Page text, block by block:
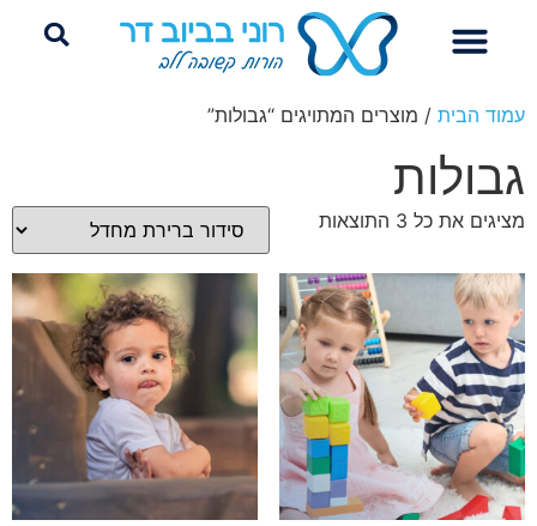
עמוד הבית / מוצרים המתויגים “גבולות”
גבולות
מציגים את כל ⁦3⁩ התוצאות